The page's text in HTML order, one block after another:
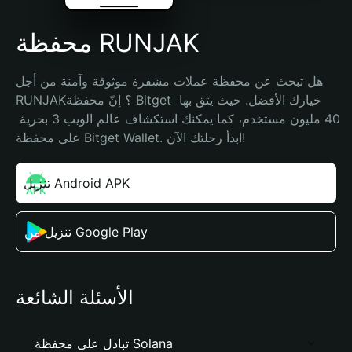
محفظة RUNJAK
هل تبحث عن محفظة عملات مشفرة موثوقة وآمنة من أجل
RUNJAK؟ إنّ محفظة Bitget خيارك الأفضل. حيث يثق بها
على محفظة Bitget Wallet. ابدأ رحلتك الآن!
تنزيل Android APK
تنزيل من Google Play
الأسئلة الشائعة
تبادل على محفظة Solana